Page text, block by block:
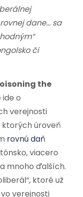
dane… sa
či
the
o
verejnosti
ktorých úroveň
rovnú daň
viacero
mnoho ďalších.
ktoré už
verejnosti